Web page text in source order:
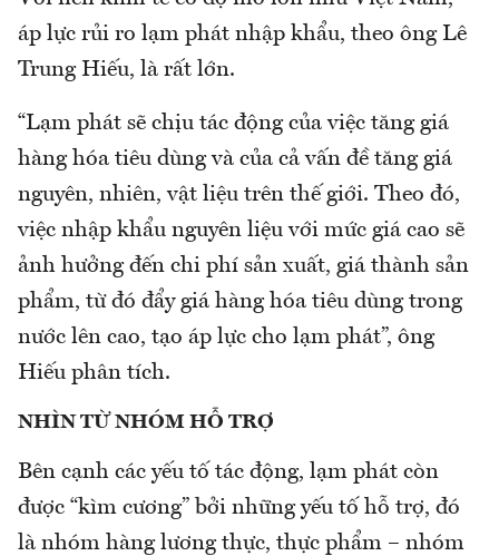
áp lực rủi ro lạm phát nhập khẩu, theo ông Lê
Trung Hiếu, là rất lớn.
“Lạm phát sẽ chịu tác động của việc tăng giá
hàng hóa tiêu dùng và của cả vấn đề tăng giá
nguyên, nhiên, vật liệu trên thế giới. Theo đó,
việc nhập khẩu nguyên liệu với mức giá cao sẽ
ảnh hưởng đến chi phí sản xuất, giá thành sản
phẩm, từ đó đẩy giá hàng hóa tiêu dùng trong
nước lên cao, tạo áp lực cho lạm phát”, ông
Hiếu phân tích.
NHÌN TỪ NHÓM HỖ TRỢ
Bên cạnh các yếu tố tác động, lạm phát còn
được “kìm cương” bởi những yếu tố hỗ trợ, đó
là nhóm hàng lương thực, thực phẩm – nhóm